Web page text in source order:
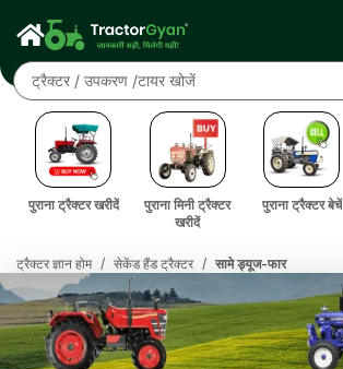
पुराना ट्रैक्टर खरीदें
पुराना मिनी ट्रैक्टर
खरीदें
पुराना ट्रैक्टर बेचें
ट्रैक्टर ज्ञान होम / सेकेंड हैंड ट्रैक्टर / सामे ड्यूज-फार